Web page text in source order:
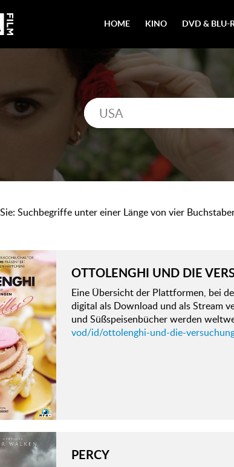
HOME KINO DVD & BLU-
Suchbegriffe unter einer Länge von vier
OTTOLENGHI UND DIE
Eine Übersicht der Plattformen, bei
digital als Download und als Stream
und Süßspeisenbücher werden
vod/id/ottolenghi-und-die-
PERCY